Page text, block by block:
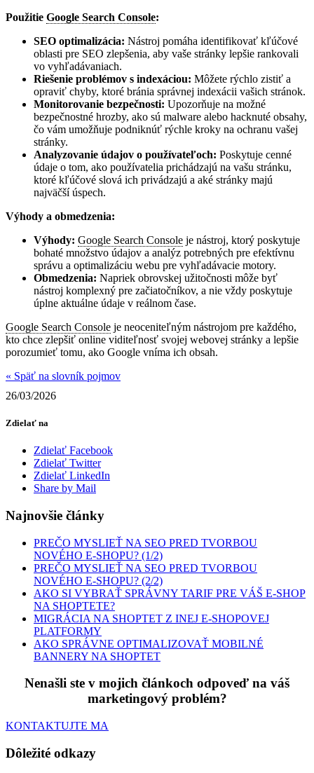
Použitie Google Search Console:
SEO optimalizácia: Nástroj pomáha identifikovať kľúčové
oblasti pre SEO zlepšenia, aby vaše stránky lepšie rankovali
vo vyhľadávaniach.
Riešenie problémov s indexáciou: Môžete rýchlo zistiť a
opraviť chyby, ktoré bránia správnej indexácii vašich stránok.
Monitorovanie bezpečnosti: Upozorňuje na možné
bezpečnostné hrozby, ako sú malware alebo hacknuté obsahy,
čo vám umožňuje podniknúť rýchle kroky na ochranu vašej
stránky.
Analyzovanie údajov o používateľoch: Poskytuje cenné
údaje o tom, ako používatelia prichádzajú na vašu stránku,
ktoré kľúčové slová ich privádzajú a aké stránky majú
najväčší úspech.
Výhody a obmedzenia:
Výhody: Google Search Console je nástroj, ktorý poskytuje
bohaté množstvo údajov a analýz potrebných pre efektívnu
správu a optimalizáciu webu pre vyhľadávacie motory.
Obmedzenia: Napriek obrovskej užitočnosti môže byť
nástroj komplexný pre začiatočníkov, a nie vždy poskytuje
úplne aktuálne údaje v reálnom čase.
Google Search Console je neoceniteľným nástrojom pre každého,
kto chce zlepšiť online viditeľnosť svojej webovej stránky a lepšie
porozumieť tomu, ako Google vníma ich obsah.
« Späť na slovník pojmov
26/03/2026
Zdielať na
Zdielať Facebook
Zdielať Twitter
Zdielať LinkedIn
Share by Mail
Najnovšie články
PREČO MYSLIEŤ NA SEO PRED TVORBOU
NOVÉHO E-SHOPU? (1/2)
PREČO MYSLIEŤ NA SEO PRED TVORBOU
NOVÉHO E-SHOPU? (2/2)
AKO SI VYBRAŤ SPRÁVNY TARIF PRE VÁŠ E-SHOP
NA SHOPTETE?
MIGRÁCIA NA SHOPTET Z INEJ E-SHOPOVEJ
PLATFORMY
AKO SPRÁVNE OPTIMALIZOVAŤ MOBILNÉ
BANNERY NA SHOPTET
Nenašli ste v mojich článkoch odpoveď na váš
marketingový problém?
KONTAKTUJTE MA
Dôležité odkazy